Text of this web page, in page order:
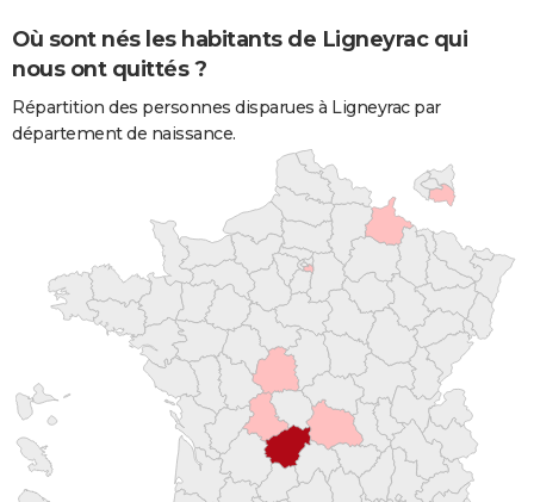
Où sont nés les habitants de Ligneyrac qui
nous ont quittés ?
Répartition des personnes disparues à Ligneyrac par
département de naissance.